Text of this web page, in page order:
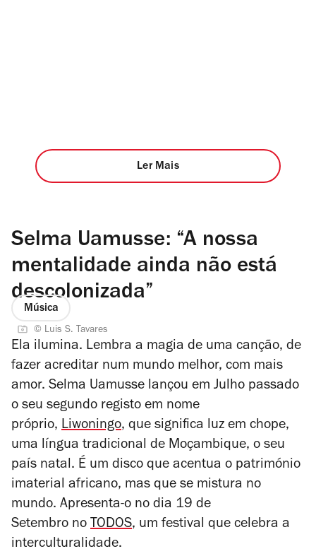
Ler Mais
Selma Uamusse: “A nossa
mentalidade ainda não está
descolonizada”
Música
© Luis S. Tavares
Ela ilumina. Lembra a magia de uma canção, de
fazer acreditar num mundo melhor, com mais
amor. Selma Uamusse lançou em Julho passado
o seu segundo registo em nome
próprio, Liwoningo, que significa luz em chope,
uma língua tradicional de Moçambique, o seu
país natal. É um disco que acentua o património
imaterial africano, mas que se mistura no
mundo. Apresenta-o no dia 19 de
Setembro no TODOS, um festival que celebra a
interculturalidade.